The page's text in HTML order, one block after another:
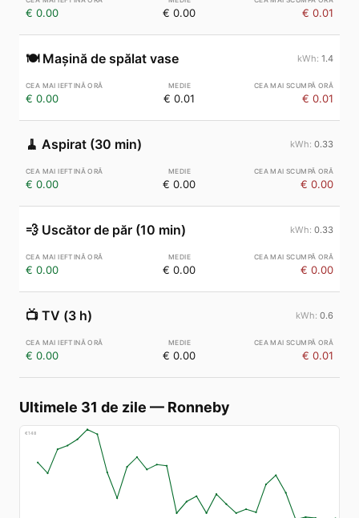
€ 0.00 € 0.00 € 0.01
🍽️ Mașină de spălat vase 1.4
€ 0.00 € 0.01 € 0.01
🧹 Aspirat (30 min) 0.33
€ 0.00 € 0.00 € 0.00
💨 Uscător de păr (10 min) 0.33
€ 0.00 € 0.00 € 0.00
📺 TV (3 h) 0.6
€ 0.00 € 0.00 € 0.01
Ultimele 31 de zile — Ronneby
€148